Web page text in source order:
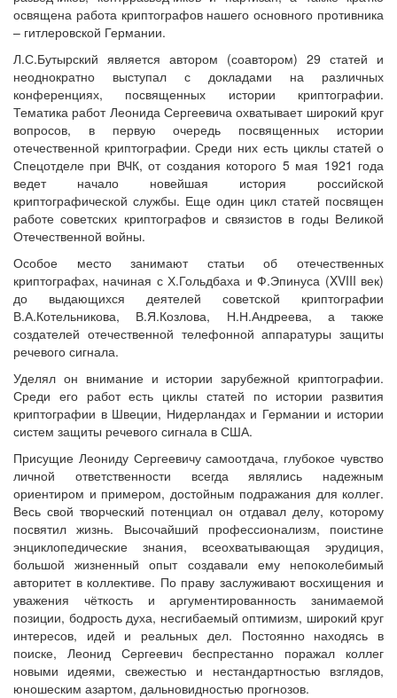
освящена работа криптографов нашего основного противника
– гитлеровской Германии.
Л.С.Бутырский является автором (соавтором) 29 статей и
неоднократно выступал с докладами на различных
конференциях, посвященных истории криптографии.
Тематика работ Леонида Сергеевича охватывает широкий круг
вопросов, в первую очередь посвященных истории
отечественной криптографии. Среди них есть циклы статей о
Спецотделе при ВЧК, от создания которого 5 мая 1921 года
ведет начало новейшая история российской
криптографической службы. Еще один цикл статей посвящен
работе советских криптографов и связистов в годы Великой
Отечественной войны.
Особое место занимают статьи об отечественных
криптографах, начиная с Х.Гольдбаха и Ф.Эпинуса (XVIII век)
до выдающихся деятелей советской криптографии
В.А.Котельникова, В.Я.Козлова, Н.Н.Андреева, а также
создателей отечественной телефонной аппаратуры защиты
речевого сигнала.
Уделял он внимание и истории зарубежной криптографии.
Среди его работ есть циклы статей по истории развития
криптографии в Швеции, Нидерландах и Германии и истории
систем защиты речевого сигнала в США.
Присущие Леониду Сергеевичу самоотдача, глубокое чувство
личной ответственности всегда являлись надежным
ориентиром и примером, достойным подражания для коллег.
Весь свой творческий потенциал он отдавал делу, которому
посвятил жизнь. Высочайший профессионализм, поистине
энциклопедические знания, всеохватывающая эрудиция,
большой жизненный опыт создавали ему непоколебимый
авторитет в коллективе. По праву заслуживают восхищения и
уважения чёткость и аргументированность занимаемой
позиции, бодрость духа, несгибаемый оптимизм, широкий круг
интересов, идей и реальных дел. Постоянно находясь в
поиске, Леонид Сергеевич беспрестанно поражал коллег
новыми идеями, свежестью и нестандартностью взглядов,
юношеским азартом, дальновидностью прогнозов.